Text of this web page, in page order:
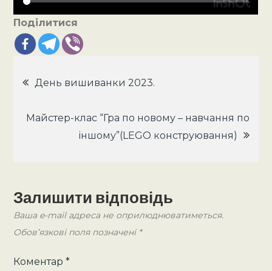
Поділитися
Навігація
записів
День вишиванки 2023.
Майстер-клас “Гра по новому – навчання по
іншому”(LEGO конструювання)
Залишити відповідь
Ваша e-mail адреса не оприлюднюватиметься.
Обов’язкові поля позначені *
Коментар*